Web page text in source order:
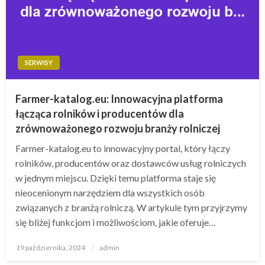
SERWISY
Farmer-katalog.eu: Innowacyjna platforma
łącząca rolników i producentów dla
zrównoważonego rozwoju branży rolniczej
Farmer-katalog.eu to innowacyjny portal, który łączy
rolników, producentów oraz dostawców usług rolniczych
w jednym miejscu. Dzięki temu platforma staje się
nieocenionym narzędziem dla wszystkich osób
związanych z branżą rolniczą. W artykule tym przyjrzymy
się bliżej funkcjom i możliwościom, jakie oferuje…
Opublikowane
19 października, 2024 admin